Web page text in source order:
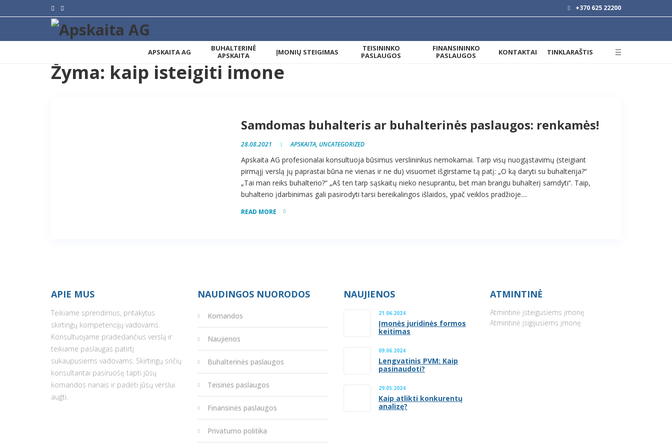
+370 625 22200
APSKAITA AG
BUHALTERINĖ
APSKAITA
ĮMONIŲ STEIGIMAS
TEISININKO
PASLAUGOS
FINANSININKO
PASLAUGOS
KONTAKTAI TINKLARAŠTIS
Žyma: kaip isteigiti imone
Samdomas buhalteris ar buhalterinės paslaugos: renkamės!
28.08.2021 APSKAITA, UNCATEGORIZED
Apskaita AG profesionalai konsultuoja būsimus verslininkus nemokamai. Tarp visų nuogąstavimų (steigiant
pirmąjį verslą jų paprastai būna ne vienas ir ne du) visuomet išgirstame tą patį: „O ką daryti su buhalterija?“
„Tai man reiks buhalterio?“ „Aš ten tarp sąskaitų nieko nesuprantu, bet man brangu buhalterį samdyti“. Taip,
buhalterio įdarbinimas gali pasirodyti tarsi bereikalingos išlaidos, ypač veiklos pradžioje....
READ MORE
APIE MUS
Teikiame sprendimus, pritakytus
skirtingų kompetencijų vadovams.
Konsultuojame pradedančius verslą ir
teikiame paslaugas patirtį
sukaupusiems vadovams. Skirtingų sričių
konsultantai pasiruošę tapti jūsų
komandos nariais ir padėti jūsų verslui
augti.
NAUDINGOS NUORODOS
Komandos
Naujienos
Buhalterinės paslaugos
Teisinės paslaugos
Finansinės paslaugos
Privatumo politika
NAUJIENOS
21.06.2024
Įmonės juridinės formos
keitimas
09.06.2024
Lengvatinis PVM: Kaip
pasinaudoti?
29.05.2024
Kaip atlikti konkurentų
analizę?
ATMINTINĖ
Atmintinė įsteigusiems įmonę
Atmintinė įsigijusiems įmonę